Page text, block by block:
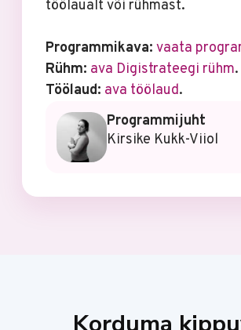
töölaualt või rühmast.
Programmikava: vaata
Rühm: ava Digistrateegi rühm.
Töölaud: ava töölaud.
Programmijuht
Kirsike Kukk-Viiol